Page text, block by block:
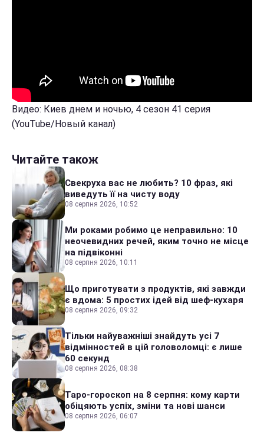
Видео: Киев днем и ночью, 4 сезон 41 серия
(YouTube/Новый канал)
Читайте також
Свекруха вас не любить? 10 фраз, які
виведуть її на чисту воду
08 серпня 2026, 10:52
Ми роками робимо це неправильно: 10
неочевидних речей, яким точно не місце
на підвіконні
08 серпня 2026, 10:11
Що приготувати з продуктів, які завжди
є вдома: 5 простих ідей від шеф-кухаря
08 серпня 2026, 09:32
Тільки найуважніші знайдуть усі 7
відмінностей в цій головоломці: є лише
60 секунд
08 серпня 2026, 08:38
Таро-гороскоп на 8 серпня: кому карти
обіцяють успіх, зміни та нові шанси
08 серпня 2026, 06:07